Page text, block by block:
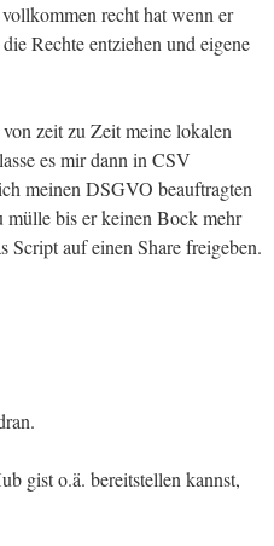
recht hat wenn er
Rechte entziehen und eigene
zeit zu Zeit meine lokalen
es mir dann in CSV
meinen DSGVO beauftragten
bis er keinen Bock mehr
Script auf einen Share freigeben.
gist o.ä. bereitstellen kannst,